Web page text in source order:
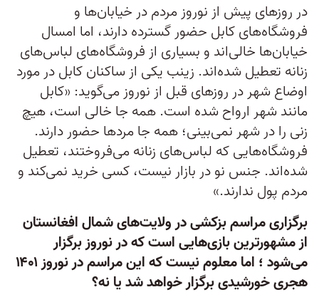
در روزهای پیش از نوروز مردم در خیابان‌‌ها و
فروشگاه‌های کابل حضور گسترده دارند‌، اما امسال
خیابان‌ها خالی‌اند و بسیاری از فروشگاه‌های لباس‌های
زنانه تعطیل شده‌اند. زینب یکی از ساکنان کابل در مورد
اوضاع شهر در روزهای قبل از نوروز می‌گوید: «کابل
مانند شهر ارواح شده است. همه جا خالی است، هیچ
زنی را در شهر نمی‌بینی؛ همه جا مردها حضور دارند.
فروشگاه‌هایی که لباس‌های زنانه می‌فروختند، تعطیل
شده‌اند. جنس نو در بازار نیست، کسی خرید نمی‌کند و
مردم پول ندارند.»
برگزاری مراسم بزکشی در ولایت‌های شمال افغانستان
از مشهورترین بازی‌هایی است که در نوروز برگزار
می‌شود ؛ اما معلوم نیست که این مراسم در نوروز ۱۴۰۱
هجری خورشیدی برگزار خواهد شد یا نه؟